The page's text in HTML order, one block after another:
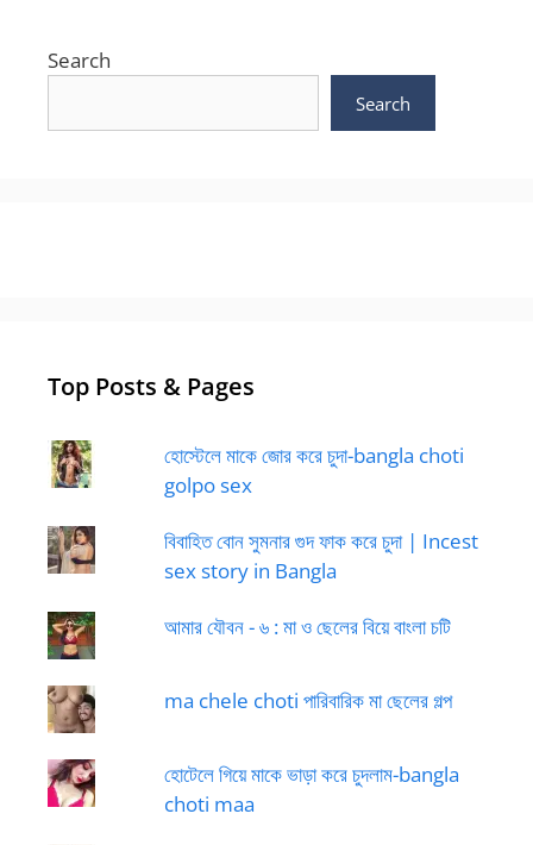
Search
Search
Top Posts & Pages
হোস্টেলে মাকে জোর করে চুদা-bangla choti
golpo sex
বিবাহিত বোন সুমনার গুদ ফাক করে চুদা | Incest
sex story in Bangla
আমার যৌবন - ৬ : মা ও ছেলের বিয়ে বাংলা চটি
ma chele choti পারিবারিক মা ছেলের গল্প
হোটেলে গিয়ে মাকে ভাড়া করে চুদলাম-bangla
choti maa